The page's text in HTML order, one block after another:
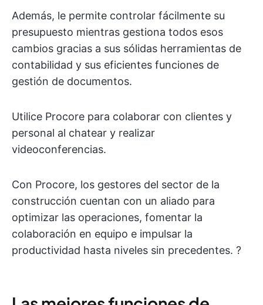
Además, le permite controlar fácilmente su
presupuesto mientras gestiona todos esos
cambios gracias a sus sólidas herramientas de
contabilidad y sus eficientes funciones de
gestión de documentos.
Utilice Procore para colaborar con clientes y
personal al chatear y realizar
videoconferencias.
Con Procore, los gestores del sector de la
construcción cuentan con un aliado para
optimizar las operaciones, fomentar la
colaboración en equipo e impulsar la
productividad hasta niveles sin precedentes. ?️